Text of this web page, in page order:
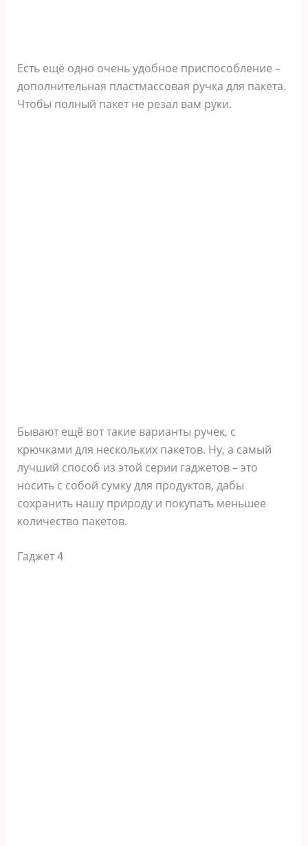
Есть ещё одно очень удобное приспособление –
дополнительная пластмассовая ручка для пакета.
Чтобы полный пакет не резал вам руки.
Бывают ещё вот такие варианты ручек, с
крючками для нескольких пакетов. Ну, а самый
лучший способ из этой серии гаджетов – это
носить с собой сумку для продуктов, дабы
сохранить нашу природу и покупать меньшее
количество пакетов.
Гаджет 4